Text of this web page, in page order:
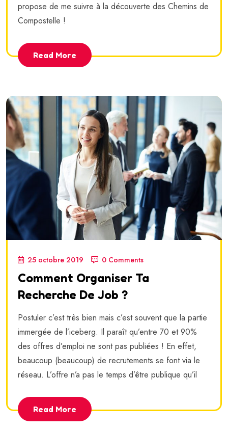
propose de me suivre à la découverte des Chemins de
Compostelle !
Read More
25 octobre 2019 0 Comments
Comment Organiser Ta
Recherche De Job ?
Postuler c’est très bien mais c’est souvent que la partie
immergée de l’iceberg. Il paraît qu’entre 70 et 90%
des offres d’emploi ne sont pas publiées ! En effet,
beaucoup (beaucoup) de recrutements se font via le
réseau. L’offre n’a pas le temps d’être publique qu’il
Read More